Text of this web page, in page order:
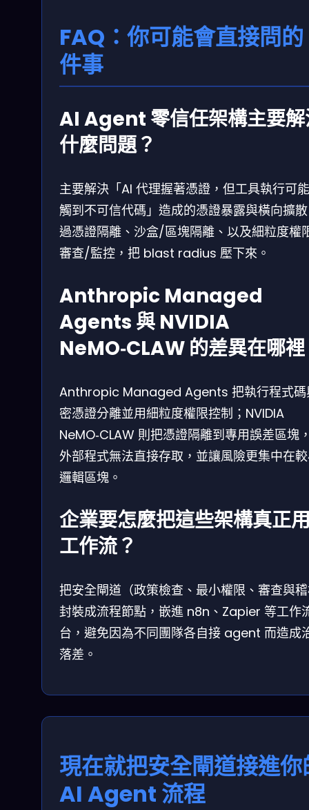
FAQ：你可能會直接問
件事
AI Agent 零信任架構主要
什麼問題？
主要解決「AI 代理握著憑證，但工具執行可
觸到不可信代碼」造成的憑證暴露與橫向擴
過憑證隔離、沙盒/區塊隔離、以及細粒度權
審查/監控，把 blast radius 壓下來。
Anthropic Managed
Agents 與 NVIDIA
NeMO‑CLAW 的差異在哪
Anthropic Managed Agents 把執行程式碼
密憑證分離並用細粒度權限控制；NVIDIA
NeMO‑CLAW 則把憑證隔離到專用誤差區塊
外部程式無法直接存取，並讓風險更集中在
邏輯區塊。
企業要怎麼把這些架構真正
工作流？
把安全閘道（政策檢查、最小權限、審查與
封裝成流程節點，嵌進 n8n、Zapier 等工作
台，避免因為不同團隊各自接 agent 而造成
落差。
現在就把安全閘道接進你
AI Agent 流程